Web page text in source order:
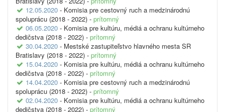
12.05.2020 - Komisia pre cestovný ruch a medzinárodnú
spoluprácu (2018 - 2022) - prítomný
06.05.2020 - Komisia pre kultúru, médiá a ochranu kultúrneho
dedičstva (2018 - 2022) - prítomný
30.04.2020 - Mestské zastupiteľstvo hlavného mesta SR
Bratislavy (2018 - 2022) - prítomný
15.04.2020 - Komisia pre kultúru, médiá a ochranu kultúrneho
dedičstva (2018 - 2022) - prítomný
14.04.2020 - Komisia pre cestovný ruch a medzinárodnú
spoluprácu (2018 - 2022) - prítomný
02.04.2020 - Komisia pre kultúru, médiá a ochranu kultúrneho
dedičstva (2018 - 2022) - prítomný